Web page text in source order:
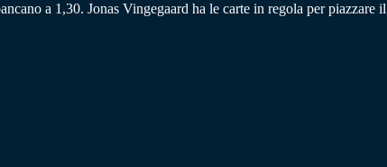
a 1,30. Jonas Vingegaard ha le carte in regola per piazzare il